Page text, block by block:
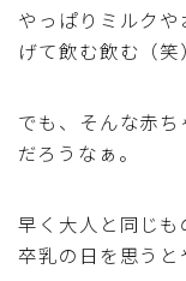
やっぱりミルク
げて飲む飲む（笑
でも、そんな赤
だろうなぁ。
早く大人と同じも
卒乳の日を思う